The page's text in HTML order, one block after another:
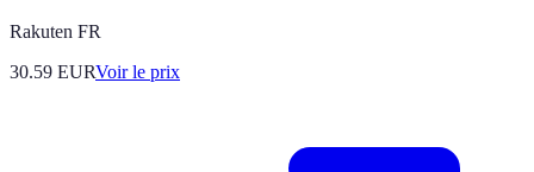
Rakuten FR
30.59 EURVoir le prix